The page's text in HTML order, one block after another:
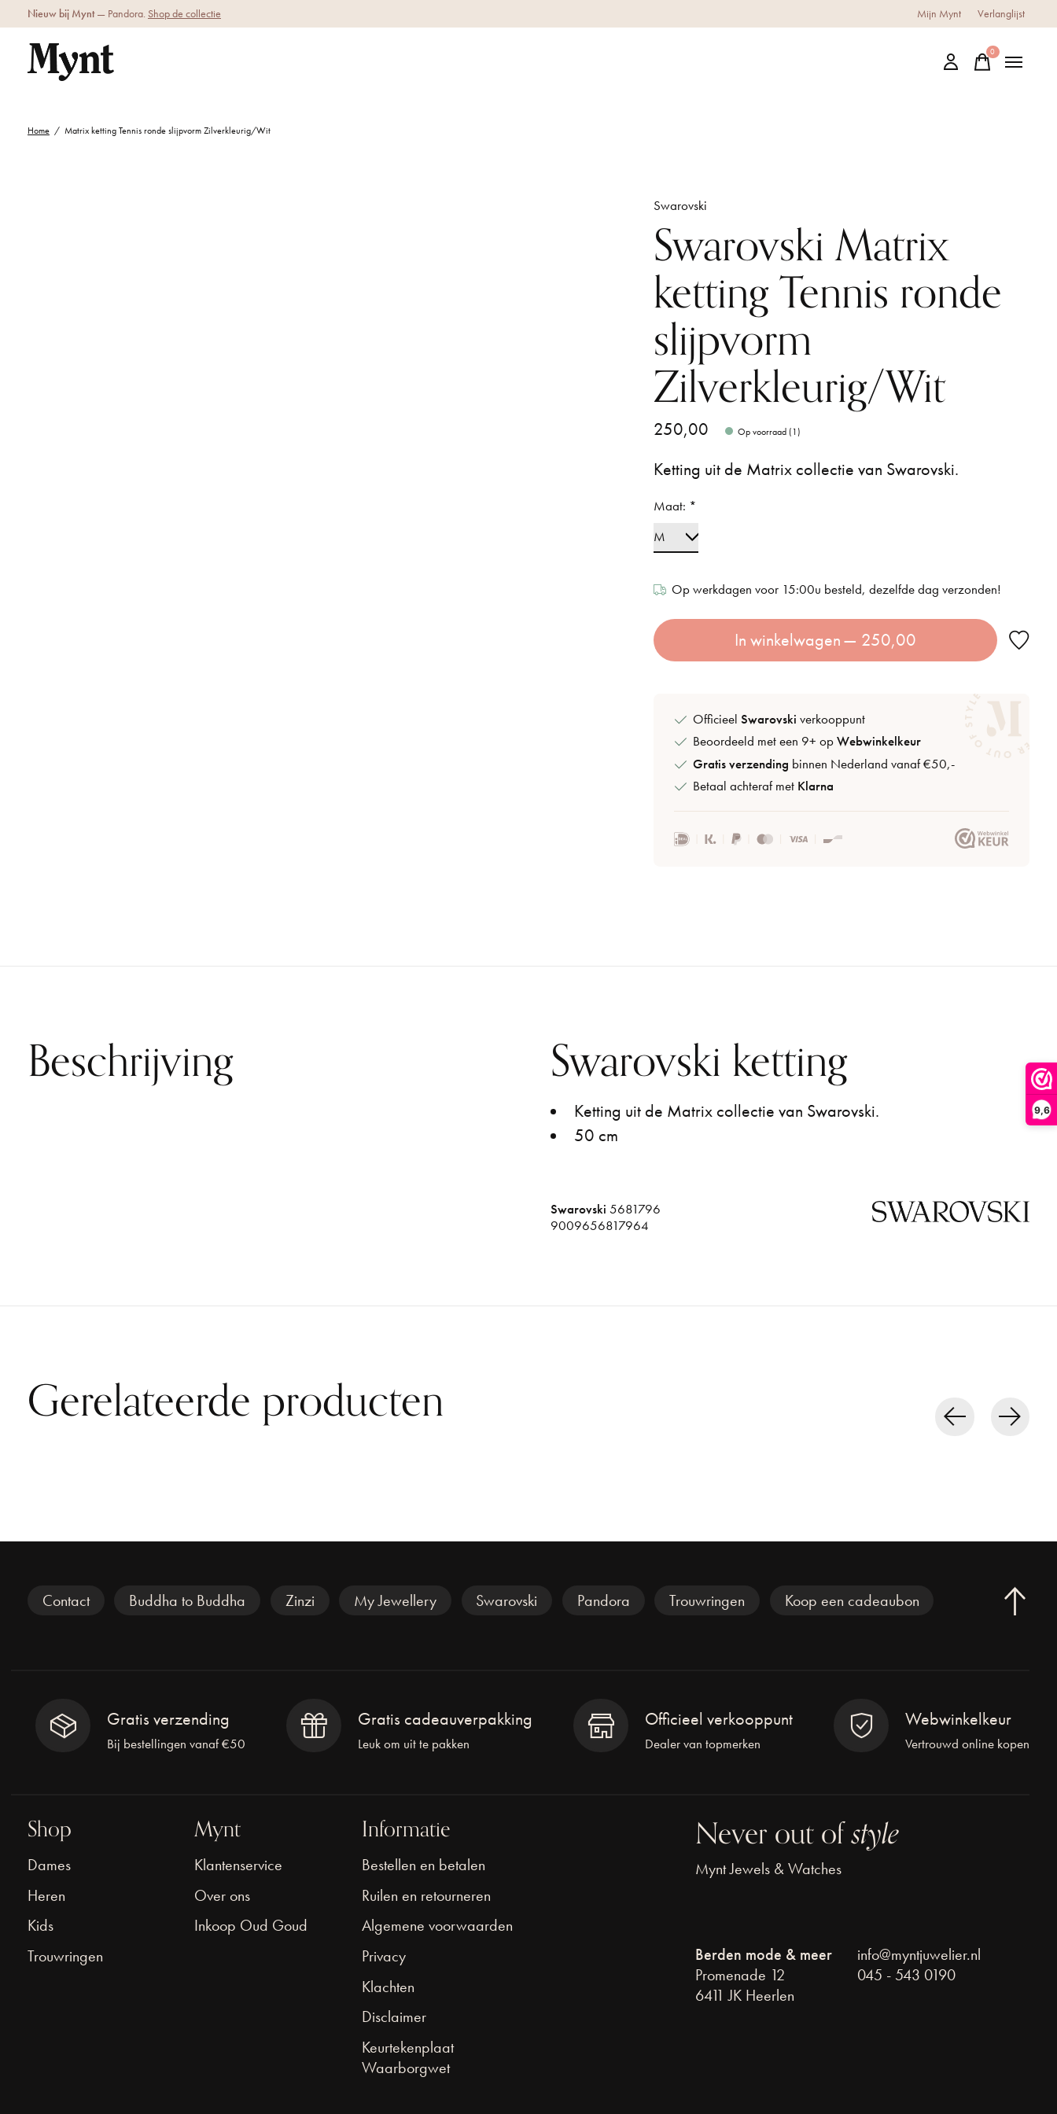
9,6
Nieuw bij Mynt— Pandora. Shop de collectie Mijn Mynt Verlanglijst
0items
Home / Matrix ketting Tennis ronde slijpvorm Zilverkleurig/Wit
Swarovski
Swarovski Matrix
ketting Tennis ronde
slijpvorm
Zilverkleurig/Wit
250,00 Op voorraad (1)
Ketting uit de Matrix collectie van Swarovski.
Maat: *
Op werkdagen voor 15:00u besteld, dezelfde dag verzonden!
In winkelwagen — 250,00
OfficieelSwarovski verkooppunt
Beoordeeld met een 9+ opWebwinkelkeur
Gratis verzending binnen Nederland vanaf €50,-
Betaal achteraf met Klarna
Beschrijving Swarovski ketting
Ketting uit de Matrix collectie van Swarovski.
50 cm
Swarovski 5681796
9009656817964
Gerelateerde producten
Veel gezocht
Contact Buddha to Buddha Zinzi My Jewellery Swarovski Pandora Trouwringen Koop een cadeaubon
Gratis verzending
Bij bestellingen vanaf €50
Gratis cadeauverpakking
Leuk om uit te pakken
Officieel verkooppunt
Dealer van topmerken
Webwinkelkeur
Vertrouwd online kopen
Shop
Dames
Heren
Kids
Trouwringen
Mynt
Klantenservice
Over ons
Inkoop Oud Goud
Informatie
Bestellen en betalen
Ruilen en retourneren
Algemene voorwaarden
Privacy
Klachten
Disclaimer
Keurtekenplaat
Waarborgwet
Never out ofstyle
Mynt Jewels & Watches
Berden mode & meer
Promenade 12
6411 JK Heerlen
info@myntjuwelier.nl
045 - 543 0190